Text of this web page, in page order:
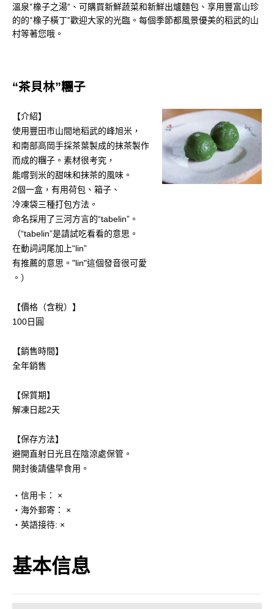
溫泉“橡子之湯”、可購買新鮮蔬菜和新鮮出爐麵包、享用豐富山珍
的的“橡子橫丁”歡迎大家的光臨。每個季節都風景優美的稻武的山
村等著您哦。
“茶貝林”糰子
【介紹】
使用豐田市山間地稻武的峰旭米，
和南部高岡手採茶葉製成的抹茶製作
而成的糰子。素材很考究，
能嚐到米的甜味和抹茶的風味。
2個一盒，有用荷包、箱子、
冷凍袋三種打包方法。
命名採用了三河方言的“tabelin”。
（“tabelin”是請試吃看看的意思。
在動詞詞尾加上“lin”
有推薦的意思。"lin"這個發音很可愛
。）
【價格（含稅）】
100日圓
【銷售時間】
全年銷售
【保質期】
解凍日起2天
【保存方法】
避開直射日光且在陰涼處保管。
開封後請儘早食用。
・信用卡： ×
・海外郵寄： ×
・英語接待: ×
基本信息